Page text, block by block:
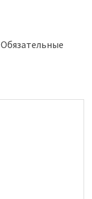
Обязательные